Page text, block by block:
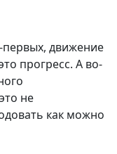
первых, движение
прогресс. А во-
не
как можно